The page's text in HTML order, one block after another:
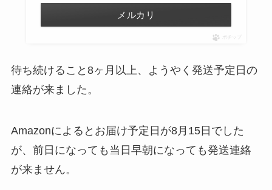
メルカリ
ポチップ
待ち続けること8ヶ月以上、ようやく発送予定日の
連絡が来ました。
Amazonによるとお届け予定日が8月15日でした
が、前日になっても当日早朝になっても発送連絡
が来ません。